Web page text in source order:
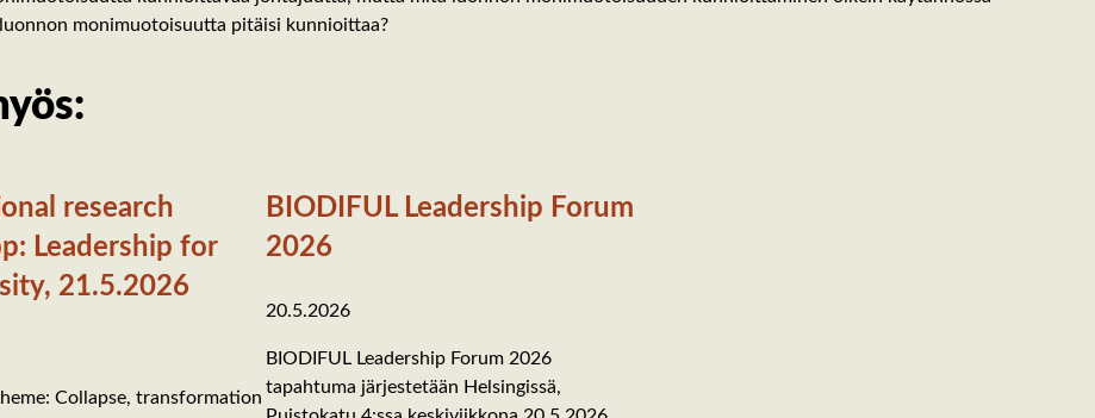
monimuotoisuutta pitäisi kunnioittaa?
research
Leadership for
21.5.2026
Collapse, transformation
BIODIFUL Leadership Forum
2026
20.5.2026
BIODIFUL Leadership Forum 2026
tapahtuma järjestetään Helsingissä,